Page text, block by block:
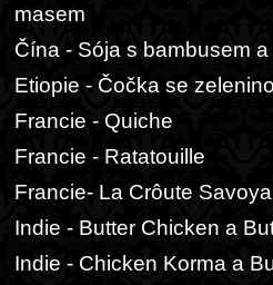
masem
Čína - Sója s bambusem
Etiopie - Čočka se
Francie - Quiche
Francie - Ratatouille
Francie- La Crôute
Indie - Butter Chicken a
Indie - Chicken Korma a